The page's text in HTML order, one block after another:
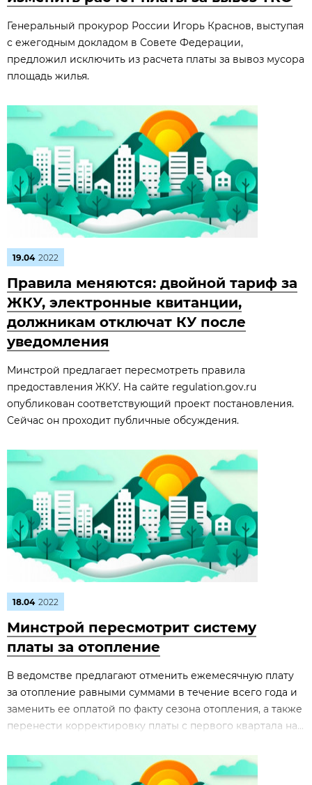
Генеральный прокурор России Игорь Краснов, выступая
с ежегодным докладом в Совете Федерации,
предложил исключить из расчета платы за вывоз мусора
площадь жилья.
19.04 2022
Правила меняются: двойной тариф за
ЖКУ, электронные квитанции,
должникам отключат КУ после
уведомления
Минстрой предлагает пересмотреть правила
предоставления ЖКУ. На сайте regulation.gov.ru
опубликован соответствующий проект постановления.
Сейчас он проходит публичные обсуждения.
18.04 2022
Минстрой пересмотрит систему
платы за отопление
В ведомстве предлагают отменить ежемесячную плату
за отопление равными суммами в течение всего года и
заменить ее оплатой по факту сезона отопления, а также
перенести корректировку платы с первого квартала на...